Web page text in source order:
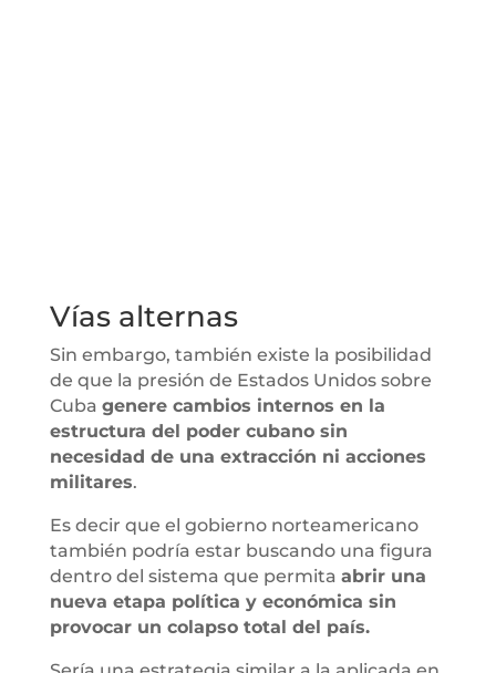
Vías alternas
Sin embargo, también existe la posibilidad
de que la presión de Estados Unidos sobre
Cuba genere cambios internos en la
estructura del poder cubano sin
necesidad de una extracción ni acciones
militares.
Es decir que el gobierno norteamericano
también podría estar buscando una figura
dentro del sistema que permita abrir una
nueva etapa política y económica sin
provocar un colapso total del país.